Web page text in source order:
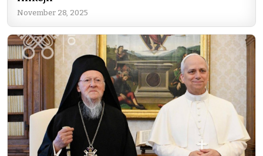
November 28, 2025